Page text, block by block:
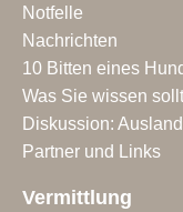
Notfelle
Nachrichten
10 Bitten eines
Was Sie wissen
Diskussion:
Partner und Links
Vermittlung